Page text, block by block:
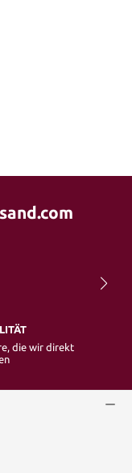
die wir direkt